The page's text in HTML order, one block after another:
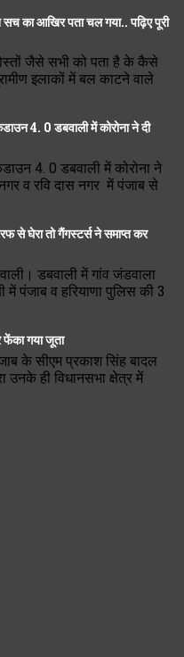
सच का आखिर पता चल गया.. पढ़िए पूरी
जैसे सभी को पता है के कैसे
इलाकों में बल काटने वाले
4. 0 डबवाली में कोरोना ने दी
4. 0 डबवाली में कोरोना ने
व रवि दास नगर में पंजाब से
से घेरा तो गैंगस्टर्स ने समाप्त कर
डबवाली में गांव जंडवाला
में पंजाब व हरियाणा पुलिस की 3
फेंका गया जूता
के सीएम प्रकाश सिंह बादल
उनके ही विधानसभा क्षेत्र में